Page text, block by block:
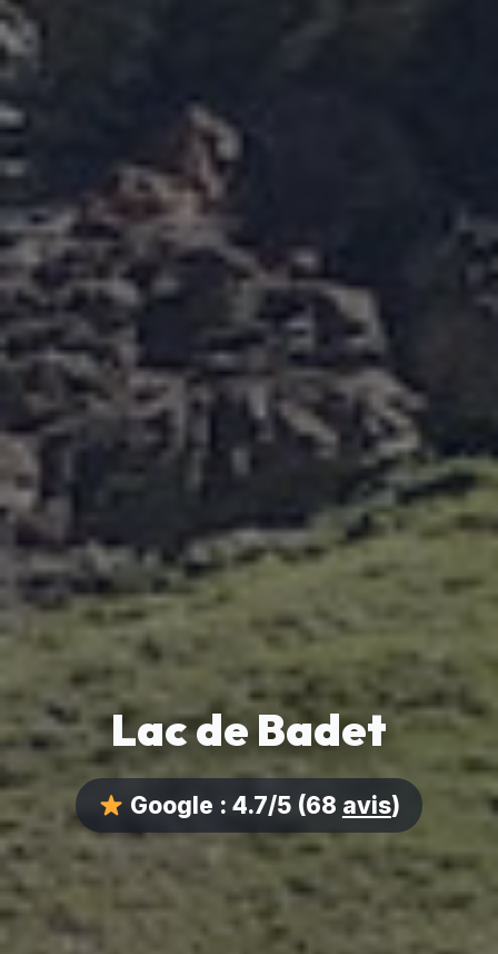
Lac de Badet
Google : 4.7/5(68 avis)